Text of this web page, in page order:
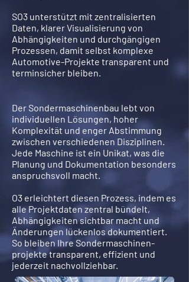
SO3 unterstützt mit zentralisierten
Daten, klarer Visualisierung von
Abhängigkeiten und durchgängigen
Prozessen, damit selbst komplexe
Automotive-Projekte transparent und
terminsicher bleiben.
Der Sondermaschinenbau lebt von
individuellen Lösungen, hoher
Komplexität und enger Abstimmung
zwischen verschiedenen Disziplinen.
Jede Maschine ist ein Unikat, was die
Planung und Dokumentation besonders
anspruchsvoll macht.
O3 erleichtert diesen Prozess, indem es
alle Projektdaten zentral bündelt,
Abhängigkeiten sichtbar macht und
Änderungen lückenlos dokumentiert.
So bleiben Ihre Sondermaschinen-
projekte transparent, effizient und
jederzeit nachvollziehbar.